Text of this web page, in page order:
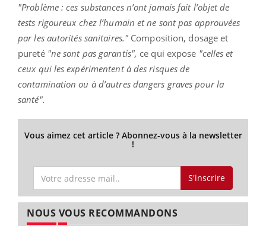
"Problème : ces substances n’ont jamais fait l’objet de
tests rigoureux chez l’humain et ne sont pas approuvées
par les autorités sanitaires." Composition, dosage et
pureté"ne sont pas garantis", ce qui expose "celles et
ceux qui les expérimentent à des risques de
contamination ou à d’autres dangers graves pour la
santé".
Vous aimez cet article ? Abonnez-vous à la newsletter
!
S'inscrire
NOUS VOUS RECOMMANDONS